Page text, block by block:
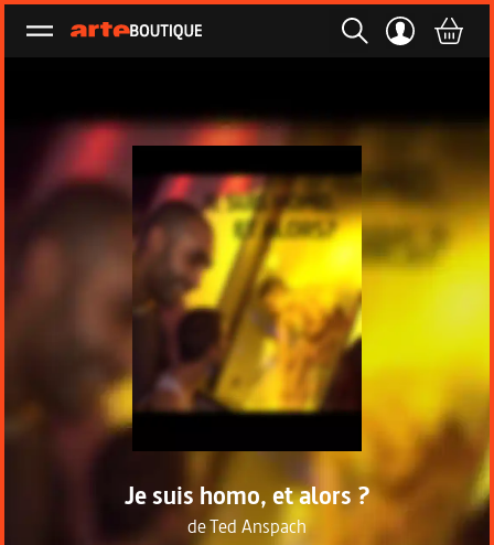
Ouvrir le menu
Je suis homo, et alors ?
deTed Anspach